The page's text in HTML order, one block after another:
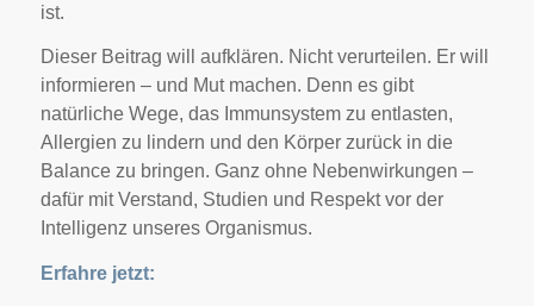
ist.
Dieser Beitrag will aufklären. Nicht verurteilen. Er will
informieren – und Mut machen. Denn es gibt
natürliche Wege, das Immunsystem zu entlasten,
Allergien zu lindern und den Körper zurück in die
Balance zu bringen. Ganz ohne Nebenwirkungen –
dafür mit Verstand, Studien und Respekt vor der
Intelligenz unseres Organismus.
Erfahre jetzt: